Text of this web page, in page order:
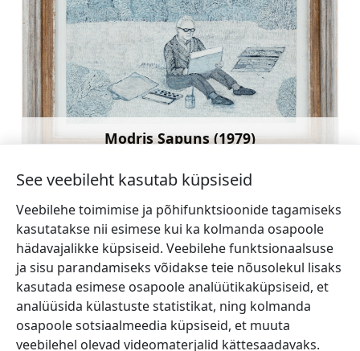
Modris Sapuns (1979)
Rohkem teavet
←Sauleskalns
(Päikeseküngas)
Talsi Kultuurikeskus ja
Loomeaed→
See veebileht kasutab küpsiseid
Veebilehe toimimise ja põhifunktsioonide tagamiseks
kasutatakse nii esimese kui ka kolmanda osapoole
hädavajalikke küpsiseid. Veebilehe funktsionaalsuse
ja sisu parandamiseks võidakse teie nõusolekul lisaks
kasutada esimese osapoole analüütikaküpsiseid, et
analüüsida külastuste statistikat, ning kolmanda
osapoole sotsiaalmeedia küpsiseid, et muuta
veebilehel olevad videomaterjalid kättesaadavaks.